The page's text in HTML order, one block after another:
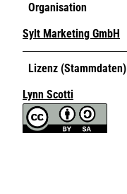
Organisation
Sylt Marketing GmbH
Lizenz (Stammdaten)
Lynn Scotti